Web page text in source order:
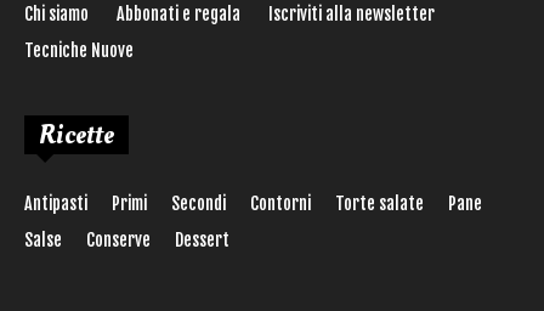
Chi siamo Abbonati e regala
Iscriviti alla newsletter
Tecniche Nuove
Ricette
Antipasti Primi Secondi Contorni Torte salate
Pane
Salse
Conserve Dessert